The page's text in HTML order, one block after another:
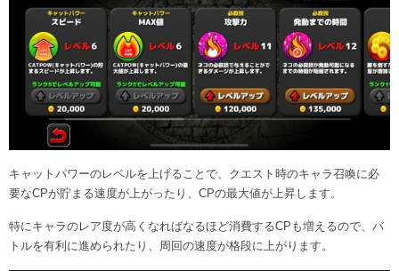
キャットパワーのレベルを上げることで、クエスト時のキャラ召喚に必
要なCPが貯まる速度が上がったり、CPの最大値が上昇します。
特にキャラのレア度が高くなればなるほど消費するCPも増えるので、バ
トルを有利に進められたり、周回の速度が格段に上がります。